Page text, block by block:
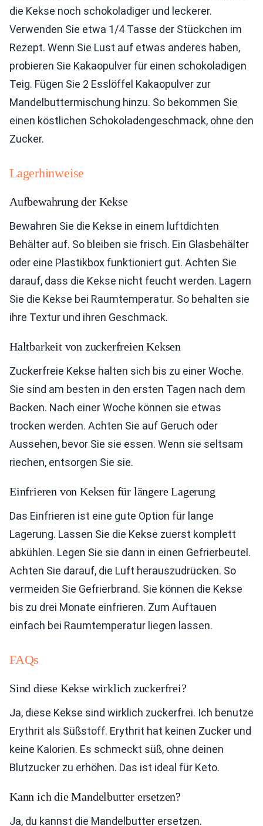
die Kekse noch schokoladiger und leckerer.
Verwenden Sie etwa 1/4 Tasse der Stückchen im
Rezept. Wenn Sie Lust auf etwas anderes haben,
probieren Sie Kakaopulver für einen schokoladigen
Teig. Fügen Sie 2 Esslöffel Kakaopulver zur
Mandelbuttermischung hinzu. So bekommen Sie
einen köstlichen Schokoladengeschmack, ohne den
Zucker.
Lagerhinweise
Aufbewahrung der Kekse
Bewahren Sie die Kekse in einem luftdichten
Behälter auf. So bleiben sie frisch. Ein Glasbehälter
oder eine Plastikbox funktioniert gut. Achten Sie
darauf, dass die Kekse nicht feucht werden. Lagern
Sie die Kekse bei Raumtemperatur. So behalten sie
ihre Textur und ihren Geschmack.
Haltbarkeit von zuckerfreien Keksen
Zuckerfreie Kekse halten sich bis zu einer Woche.
Sie sind am besten in den ersten Tagen nach dem
Backen. Nach einer Woche können sie etwas
trocken werden. Achten Sie auf Geruch oder
Aussehen, bevor Sie sie essen. Wenn sie seltsam
riechen, entsorgen Sie sie.
Einfrieren von Keksen für längere Lagerung
Das Einfrieren ist eine gute Option für lange
Lagerung. Lassen Sie die Kekse zuerst komplett
abkühlen. Legen Sie sie dann in einen Gefrierbeutel.
Achten Sie darauf, die Luft herauszudrücken. So
vermeiden Sie Gefrierbrand. Sie können die Kekse
bis zu drei Monate einfrieren. Zum Auftauen
einfach bei Raumtemperatur liegen lassen.
FAQs
Sind diese Kekse wirklich zuckerfrei?
Ja, diese Kekse sind wirklich zuckerfrei. Ich benutze
Erythrit als Süßstoff. Erythrit hat keinen Zucker und
keine Kalorien. Es schmeckt süß, ohne deinen
Blutzucker zu erhöhen. Das ist ideal für Keto.
Kann ich die Mandelbutter ersetzen?
Ja, du kannst die Mandelbutter ersetzen.